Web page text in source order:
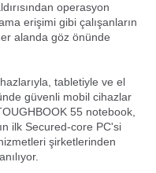
operasyon
erişimi gibi çalışanların
alanda göz önünde
tabletiyle ve el
güvenli mobil cihazlar
55 notebook,
ilk Secured-core PC'si
şirketlerinden